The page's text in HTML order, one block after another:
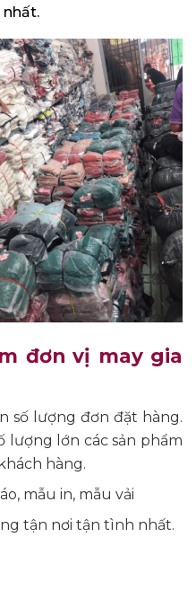
đơn vị may gia
số lượng đơn đặt hàng.
lượng lớn các sản phẩm
hàng.
mẫu in, mẫu vải
tận nơi tận tình nhất.